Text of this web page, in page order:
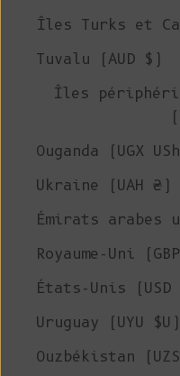
Îles Turks et
Tuvalu (AUD $)
Îles
Ouganda (UGX
Ukraine (UAH ₴)
Royaume-Uni
États-Unis (USD
Uruguay (UYU $U)
Ouzbékistan